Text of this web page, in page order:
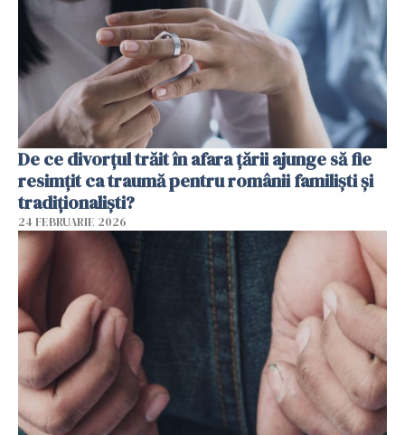
De ce divorțul trăit în afara țării ajunge să fie
resimțit ca traumă pentru românii familiști și
tradiționaliști?
24 FEBRUARIE 2026